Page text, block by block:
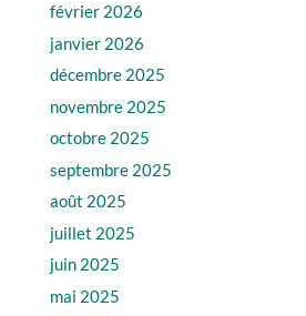
février 2026
janvier 2026
décembre 2025
novembre 2025
octobre 2025
septembre 2025
août 2025
juillet 2025
juin 2025
mai 2025